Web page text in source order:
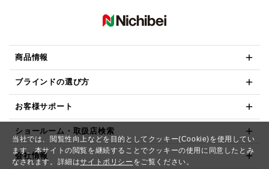
当社では、閲覧性向上などを目的としてクッキー(Cookie)を使用してい
ます。本サイトの閲覧を継続することでクッキーの使用に同意したとみ
なされます。詳細はサイトポリシー をご覧ください。
商品情報
ブラインドの選び方
お客様サポート
ショールーム・取扱店検索
会社情報